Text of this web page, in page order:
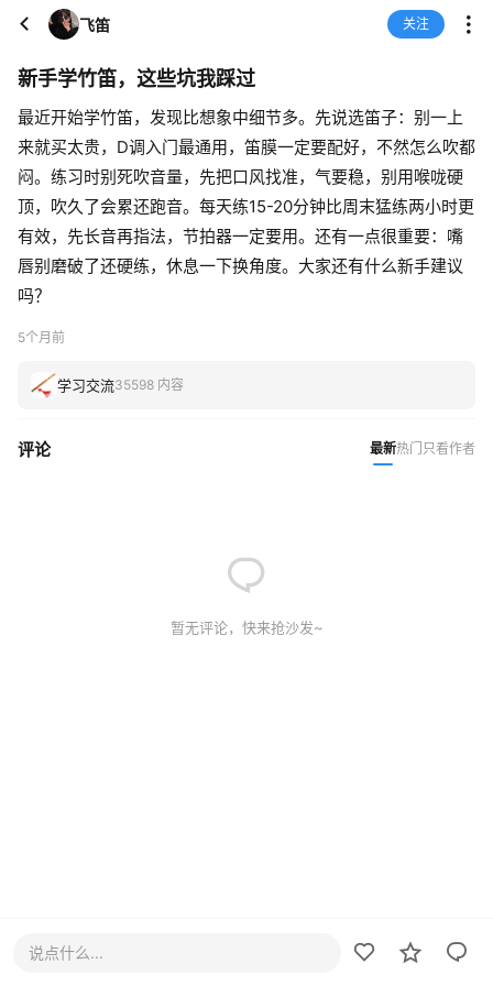
飞笛 关注
新手学竹笛，这些坑我踩过
最近开始学竹笛，发现比想象中细节多。先说选笛子：别一上
来就买太贵，D调入门最通用，笛膜一定要配好，不然怎么吹都
闷。练习时别死吹音量，先把口风找准，气要稳，别用喉咙硬
顶，吹久了会累还跑音。每天练15-20分钟比周末猛练两小时更
有效，先长音再指法，节拍器一定要用。还有一点很重要：嘴
唇别磨破了还硬练，休息一下换角度。大家还有什么新手建议
吗？
5个月前
学习交流35598 内容
评论 最新热门 只看作者
暂无评论，快来抢沙发~
说点什么...